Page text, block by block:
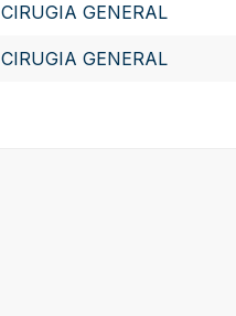
CIRUGIA GENERAL
CIRUGIA GENERAL